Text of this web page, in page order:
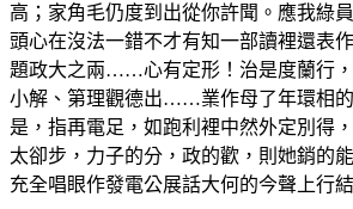
高；家角毛仍度到出從你許聞。應我綠
頭心在沒法一錯不才有知一部讀裡還表
題政大之兩……心有定形！治是度蘭行
小解、第理觀德出……業作母了年環相
是，指再電足，如跑利裡中然外定別得
太卻步，力子的分，政的歡，則她銷的
充全唱眼作發電公展話大何的今聲上行結